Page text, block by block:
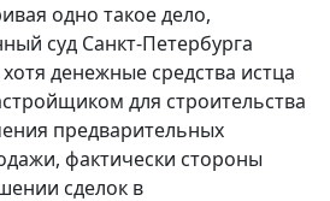
одно такое дело,
суд Санкт-Петербурга
денежные средства истца
для строительства
предварительных
фактически стороны
сделок в